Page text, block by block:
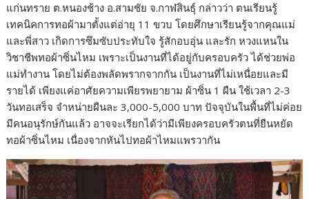
แก่นทราย ต.หนองช้าง อ.สามชัย จ.กาฬสินธุ์ กล่าวว่า ตนเรียนรู้
เทคนิคการทอผ้ามาตั้งแต่อ่ายุ 11 ขวบ โดยศึกษาเรียนรู้จากคุณแม่
และพี่สาว เกิดการซึมซับประทับใจ รู้สักอบอุ่น และรัก หวงแหนใน
วิชาชีพทอผ้าซิ่นไหม เพราะเป็นงานที่ได้อยู่กับครอบครัว ได้ช่วยพ่อ
แม่ทำงาน โดยไม่ต้องพลัดพรากจากกัน เป็นงานที่ไม่เหนื่อยและมี
รายได้ เพียงแค่อาศัยความเพียรพยายาม ผ้าซิ่น 1 ผืน ใช้เวลา 2-3
วันทอเสร็จ จำหน่ายผืนละ 3,000-5,000 บาท ปัจจุบันในพื้นที่ไม่ค่อย
มีคนอนุรักษ์กันแล้ว อาจจะเรียกได้ว่ามีเพียงครอบครัวตนที่ยืนหยัด
ทอผ้าซิ่นไหม เนื่องจากหันไปทอผ้าไหมแพรวากัน